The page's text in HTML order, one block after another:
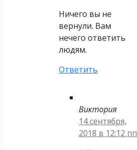
Ничего вы не
вернули. Вам
нечего ответить
людям.
Ответить
Виктория
14 сентября,
2018 в 12:12 пп